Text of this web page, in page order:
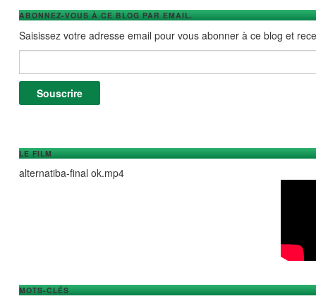
ABONNEZ-VOUS À CE BLOG PAR EMAIL.
Saisissez votre adresse email pour vous abonner à ce blog et
Souscrire
LE FILM
alternatiba-final ok.mp4
MOTS-CLÉS